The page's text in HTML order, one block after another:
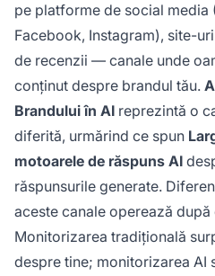
pe platforme de social media
Facebook, Instagram), site-
de recenzii — canale unde
conținut despre brandul tău.
Brandului în AI reprezintă o
diferită, urmărind ce spun
motoarele de răspuns AI
răspunsurile generate.
aceste canale operează
Monitorizarea tradițională
despre tine; monitorizarea AI